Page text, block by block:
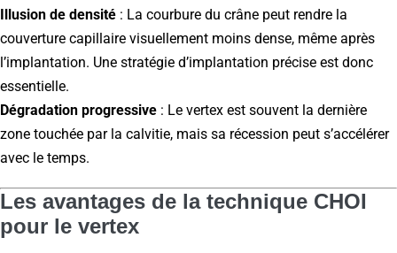
Illusion de densité : La courbure du crâne peut rendre la
couverture capillaire visuellement moins dense, même après
l’implantation. Une stratégie d’implantation précise est donc
essentielle.
Dégradation progressive : Le vertex est souvent la dernière
zone touchée par la calvitie, mais sa récession peut s’accélérer
avec le temps.
Les avantages de la technique CHOI
pour le vertex